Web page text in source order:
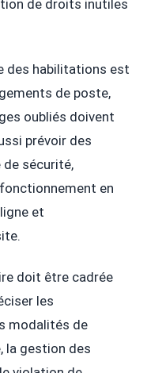
de droits inutiles
des habilitations est
de poste,
oubliés doivent
prévoir des
de sécurité,
en
et
doit être cadrée
les
modalités de
la gestion des